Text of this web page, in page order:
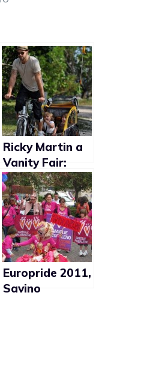
Ricky Martin a
Vanity Fair:
“Quando hai
figli, ogni
decisione è per
il loro
benessere”
Europride 2011,
Savino